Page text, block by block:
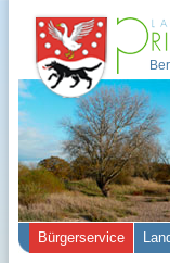
Bürgerservice